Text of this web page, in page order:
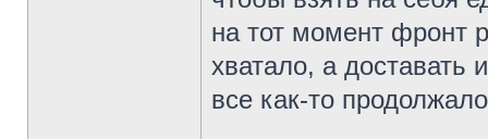
на тот момент фронт
хватало, а доставать
все как-то